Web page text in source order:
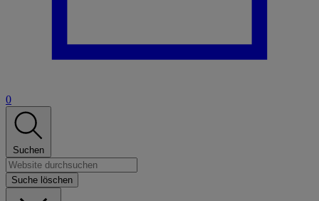
0
Suchen
Suche löschen